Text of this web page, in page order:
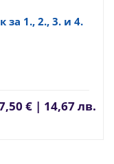
за 1., 2., 3. и 4.
€ | 14,67 лв.